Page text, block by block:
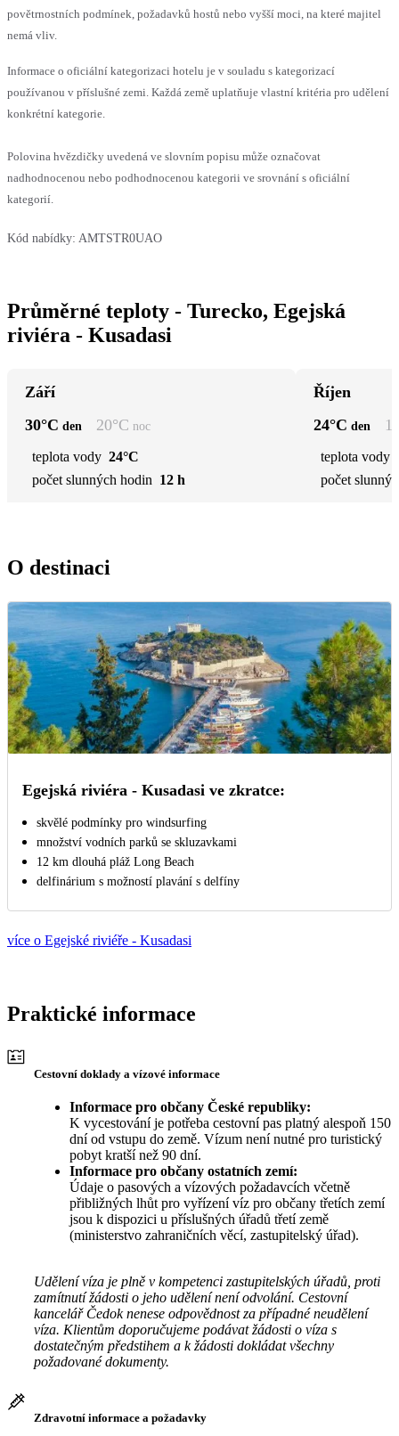
povětrnostních podmínek, požadavků hostů nebo vyšší moci, na které majitel
nemá vliv.
Informace o oficiální kategorizaci hotelu je v souladu s kategorizací
používanou v příslušné zemi. Každá země uplatňuje vlastní kritéria pro udělení
konkrétní kategorie.
Polovina hvězdičky uvedená ve slovním popisu může označovat
nadhodnocenou nebo podhodnocenou kategorii ve srovnání s oficiální
kategorií.
Kód nabídky: AMTSTR0UAO
Průměrné teploty - Turecko, Egejská
riviéra - Kusadasi
Září
30°C den 20°C noc
teplota vody 24°C
počet slunných hodin 12 h
Říjen
24°C den
teplota vody
počet
O destinaci
Egejská riviéra - Kusadasi ve zkratce:
skvělé podmínky pro windsurfing
množství vodních parků se skluzavkami
12 km dlouhá pláž Long Beach
delfinárium s možností plavání s delfíny
více o Egejské riviéře - Kusadasi
Praktické informace
Cestovní doklady a vízové informace
Informace pro občany České republiky:
K vycestování je potřeba cestovní pas platný alespoň 150
dní od vstupu do země. Vízum není nutné pro turistický
pobyt kratší než 90 dní.
Informace pro občany ostatních zemí:
Údaje o pasových a vízových požadavcích včetně
přibližných lhůt pro vyřízení víz pro občany třetích zemí
jsou k dispozici u příslušných úřadů třetí země
(ministerstvo zahraničních věcí, zastupitelský úřad).
Udělení víza je plně v kompetenci zastupitelských úřadů, proti
zamítnutí žádosti o jeho udělení není odvolání. Cestovní
kancelář Čedok nenese odpovědnost za případné neudělení
víza. Klientům doporučujeme podávat žádosti o víza s
dostatečným předstihem a k žádosti dokládat všechny
požadované dokumenty.
Zdravotní informace a požadavky